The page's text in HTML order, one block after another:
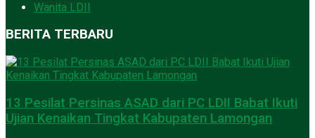
Wanita LDII
BERITA TERBARU
13 Pesilat Persinas ASAD dari PC LDII Babat Ikuti
Ujian Kenaikan Tingkat Kabupaten Lamongan